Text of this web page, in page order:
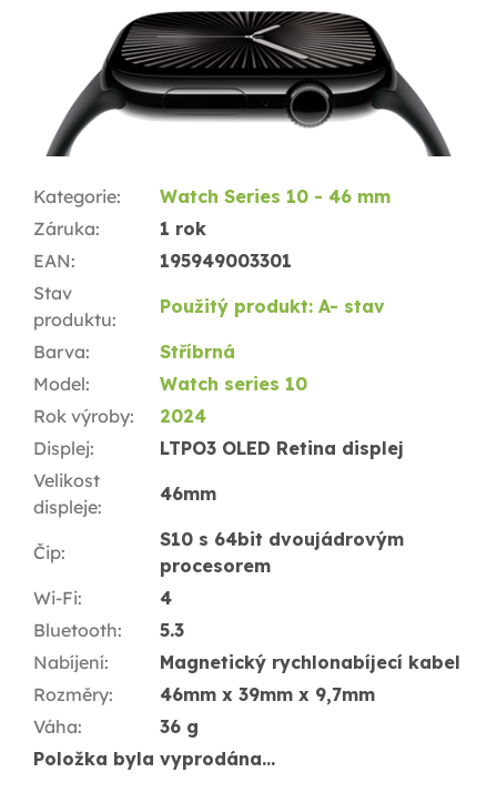
Kategorie:
Watch Series 10 - 46 mm
Záruka:
1 rok
EAN:
195949003301
Stav
produktu:
Použitý produkt: A- stav
Barva:
Stříbrná
Model:
Watch series 10
Rok výroby:
2024
Displej:
LTPO3 OLED Retina displej
Velikost
displeje:
46mm
Čip:
S10 s 64bit dvoujádrovým
procesorem
Wi-Fi:
4
Bluetooth:
5.3
Nabíjení:
Magnetický rychlonabíjecí kabel
Rozměry:
46mm x 39mm x 9,7mm
Váha:
36 g
Položka byla vyprodána…